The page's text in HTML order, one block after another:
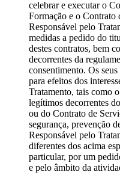
celebrar e executar o
Formação e o Contrato
Responsável pelo
medidas a pedido do
destes contratos, bem
decorrentes da
consentimento. Os
para efeitos dos
Tratamento, tais como
legítimos decorrentes
ou do Contrato de
segurança, prevenção
Responsável pelo
diferentes dos acima
particular, por um
e pelo âmbito da